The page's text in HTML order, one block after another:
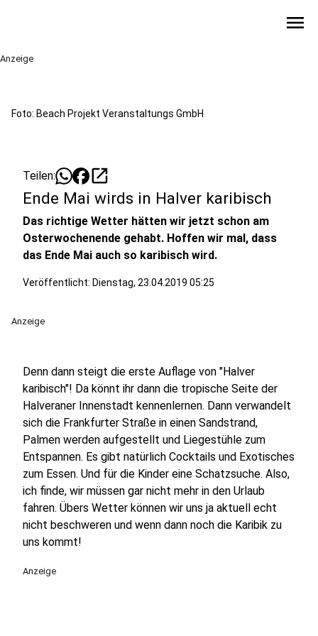
menu
Anzeige
Foto: Beach Projekt Veranstaltungs GmbH
Teilen: open_in_new
Ende Mai wirds in Halver karibisch
Das richtige Wetter hätten wir jetzt schon am
Osterwochenende gehabt. Hoffen wir mal, dass
das Ende Mai auch so karibisch wird.
Veröffentlicht: Dienstag, 23.04.2019 05:25
Anzeige
Denn dann steigt die erste Auflage von "Halver
karibisch"! Da könnt ihr dann die tropische Seite der
Halveraner Innenstadt kennenlernen. Dann verwandelt
sich die Frankfurter Straße in einen Sandstrand,
Palmen werden aufgestellt und Liegestühle zum
Entspannen. Es gibt natürlich Cocktails und Exotisches
zum Essen. Und für die Kinder eine Schatzsuche. Also,
ich finde, wir müssen gar nicht mehr in den Urlaub
fahren. Übers Wetter können wir uns ja aktuell echt
nicht beschweren und wenn dann noch die Karibik zu
uns kommt!
Anzeige